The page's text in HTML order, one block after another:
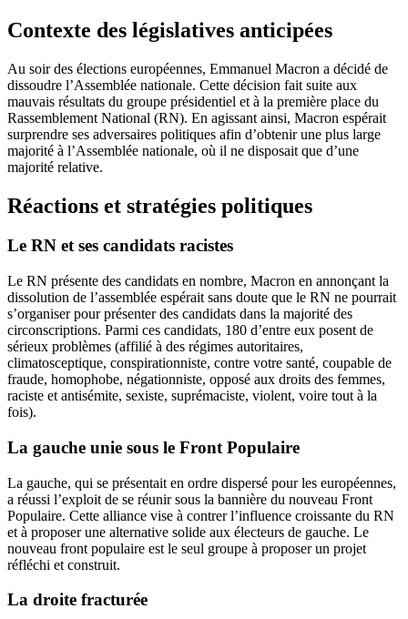
Contexte des législatives anticipées
Au soir des élections européennes, Emmanuel Macron a décidé de
dissoudre l’Assemblée nationale. Cette décision fait suite aux
mauvais résultats du groupe présidentiel et à la première place du
Rassemblement National (RN). En agissant ainsi, Macron espérait
surprendre ses adversaires politiques afin d’obtenir une plus large
majorité à l’Assemblée nationale, où il ne disposait que d’une
majorité relative.
Réactions et stratégies politiques
Le RN et ses candidats racistes
Le RN présente des candidats en nombre, Macron en annonçant la
dissolution de l’assemblée espérait sans doute que le RN ne pourrait
s’organiser pour présenter des candidats dans la majorité des
circonscriptions. Parmi ces candidats, 180 d’entre eux posent de
sérieux problèmes (affilié à des régimes autoritaires,
climatosceptique, conspirationniste, contre votre santé, coupable de
fraude, homophobe, négationniste, opposé aux droits des femmes,
raciste et antisémite, sexiste, suprémaciste, violent, voire tout à la
fois).
La gauche unie sous le Front Populaire
La gauche, qui se présentait en ordre dispersé pour les européennes,
a réussi l’exploit de se réunir sous la bannière du nouveau Front
Populaire. Cette alliance vise à contrer l’influence croissante du RN
et à proposer une alternative solide aux électeurs de gauche. Le
nouveau front populaire est le seul groupe à proposer un projet
réfléchi et construit.
La droite fracturée